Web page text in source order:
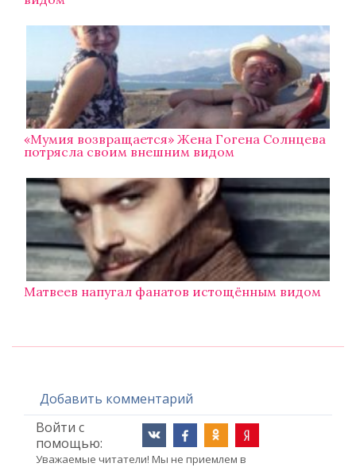
«Мумия возвращается» Жена Гогена Солнцева
потрясла своим внешним видом
Матвеев напугал фанатов истощённым видом
Добавить комментарий
Войти с
помощью:
Уважаемые читатели! Мы не приемлем в